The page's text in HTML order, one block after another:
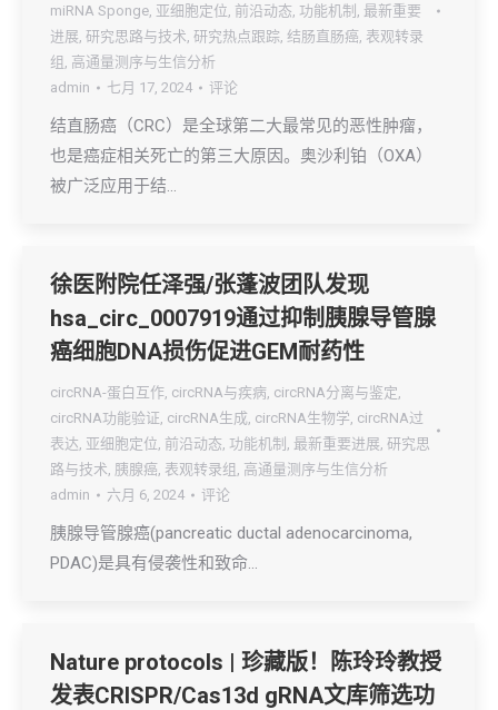
miRNA Sponge, 亚细胞定位, 前沿动态, 功能机制 , 最新重要
进展, 研究思路与技术, 研究热点跟踪, 结肠直肠癌, 表观转录
组 , 高通量测序与生信分析
admin
七月 17, 2024 评论
结直肠癌（CRC）是全球第二大最常见的恶性肿瘤，
也是癌症相关死亡的第三大原因。奥沙利铂（OXA）
被广泛应用于结…
徐医附院任泽强/张蓬波团队发现
hsa_circ_0007919通过抑制胰腺导管腺
癌细胞DNA损伤促进GEM耐药性
circRNA-蛋白互作, circRNA与疾病, circRNA分离与鉴定,
circRNA功能验证, circRNA生成, circRNA生物学, circRNA过
表达, 亚细胞定位, 前沿动态, 功能机制 , 最新重要进展, 研究思
路与技术, 胰腺癌, 表观转录组 , 高通量测序与生信分析
admin
六月 6, 2024 评论
胰腺导管腺癌(pancreatic ductal adenocarcinoma,
PDAC)是具有侵袭性和致命…
Nature protocols | 珍藏版！陈玲玲教授
发表CRISPR/Cas13d gRNA文库筛选功